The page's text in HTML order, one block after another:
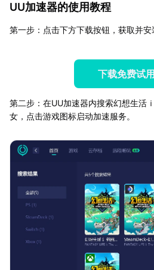
UU加速器的使用教程
第一步：点击下方下载按钮，获取并安
下载免费试
第二步：在UU加速器内搜索幻想生活
女，点击游戏图标启动加速服务。